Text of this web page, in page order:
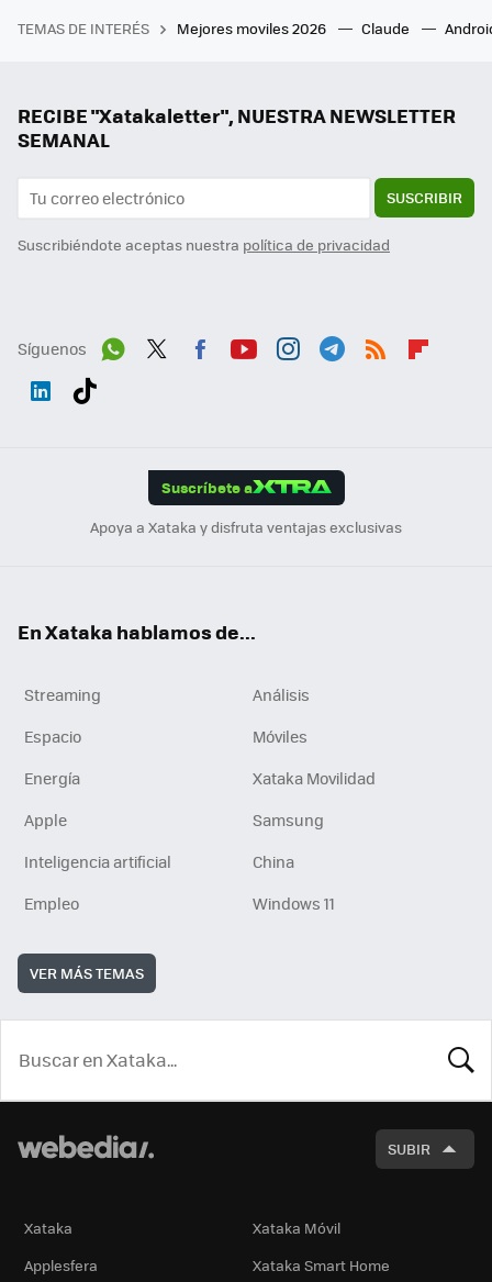
TEMAS DE INTERÉS Mejores moviles 2026 Claude
RECIBE "Xatakaletter", NUESTRA NEWSLETTER
SEMANAL
SUSCRIBIR
Suscribiéndote aceptas nuestra política de privacidad
Síguenos
Suscríbete a
Apoya a Xataka y disfruta ventajas exclusivas
En Xataka hablamos de...
Streaming
Análisis
Espacio
Móviles
Energía
Xataka Movilidad
Apple
Samsung
Inteligencia artificial
China
Empleo
Windows 11
VER MÁS TEMAS
SUBIR
Xataka
Xataka Móvil
Applesfera
Xataka Smart Home